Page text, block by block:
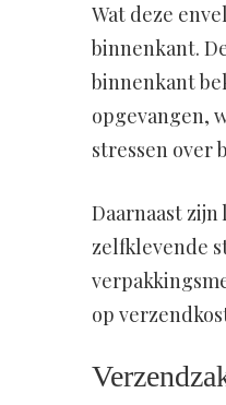
Wat deze
binnenkant.
binnenkant
opgevangen,
stressen over
Daarnaast
zelfklevende
op